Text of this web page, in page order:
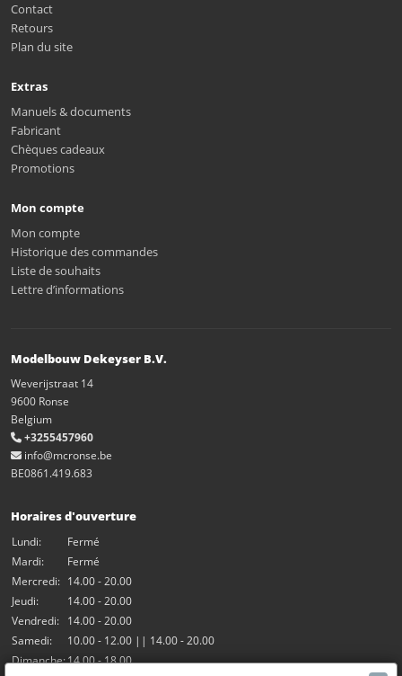
Contact
Retours
Plan du site
Extras
Manuels & documents
Fabricant
Chèques cadeaux
Promotions
Mon compte
Mon compte
Historique des commandes
Liste de souhaits
Lettre d’informations
Modelbouw Dekeyser B.V.
Weverijstraat 14
9600 Ronse
Belgium
+3255457960
info@mcronse.be
BE0861.419.683
Horaires d'ouverture
Lundi:
Fermé
Mardi:
Fermé
Mercredi: 14.00 - 20.00
Jeudi:
14.00 - 20.00
Vendredi: 14.00 - 20.00
Samedi:
10.00 - 12.00 || 14.00 - 20.00
Dimanche:14.00 - 18.00